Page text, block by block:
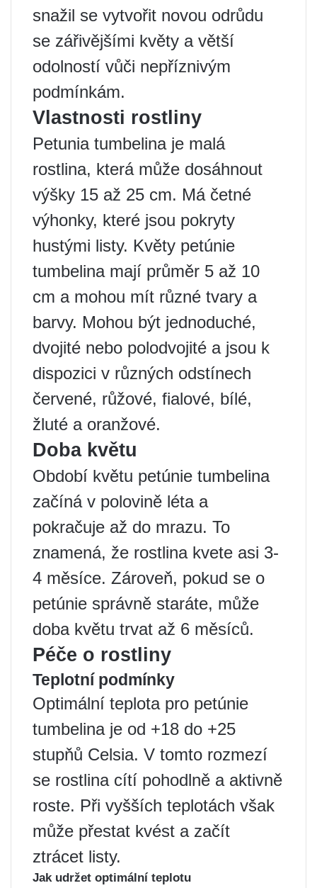
snažil se vytvořit novou odrůdu
se zářivějšími květy a větší
odolností vůči nepříznivým
podmínkám.
Vlastnosti rostliny
Petunia tumbelina je malá
rostlina, která může dosáhnout
výšky 15 až 25 cm. Má četné
výhonky, které jsou pokryty
hustými listy. Květy petúnie
tumbelina mají průměr 5 až 10
cm a mohou mít různé tvary a
barvy. Mohou být jednoduché,
dvojité nebo polodvojité a jsou k
dispozici v různých odstínech
červené, růžové, fialové, bílé,
žluté a oranžové.
Doba květu
Období květu petúnie tumbelina
začíná v polovině léta a
pokračuje až do mrazu. To
znamená, že rostlina kvete asi 3-
4 měsíce. Zároveň, pokud se o
petúnie správně staráte, může
doba květu trvat až 6 měsíců.
Péče o rostliny
Teplotní podmínky
Optimální teplota pro petúnie
tumbelina je od +18 do +25
stupňů Celsia. V tomto rozmezí
se rostlina cítí pohodlně a aktivně
roste. Při vyšších teplotách však
může přestat kvést a začít
ztrácet listy.
Jak udržet optimální teplotu